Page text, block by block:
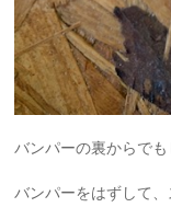
バンパーの裏からで
バンパーをはずして